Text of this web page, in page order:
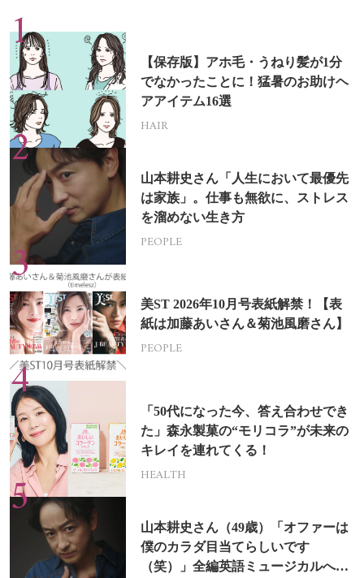
【保存版】アホ毛・うねり髪が1分
でなかったことに！猛暑のお助けヘ
アアイテム16選
HAIR
山本耕史さん「人生において最優先
は家族」。仕事も無欲に、ストレス
を溜めない生き方
PEOPLE
美ST 2026年10月号表紙解禁！【表
紙は加藤あいさん＆菊池風磨さん】
PEOPLE
「50代になった今、答え合わせでき
た」森永製菓の“モリコラ”が未来の
キレイを連れてくる！
HEALTH
山本耕史さん（49歳）「オファーは
僕のカラダ目当てらしいです
（笑）」全編英語ミュージカルへの